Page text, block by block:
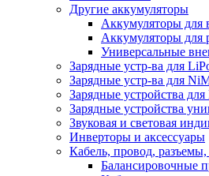
Другие аккумуляторы
Аккумуляторы для
Аккумуляторы для
Универсальные
Зарядные устр-ва для
Зарядные устр-ва для
Зарядные устройства
Зарядные устройства
Звуковая и световая
Инверторы и аксессуары
Кабель, провод,
Балансировочные